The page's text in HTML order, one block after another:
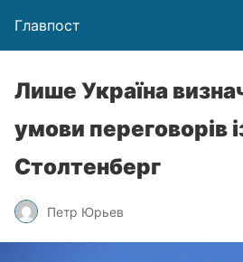
Главпост
Лише Україна
умови переговорів
Столтенберг
Петр Юрьев